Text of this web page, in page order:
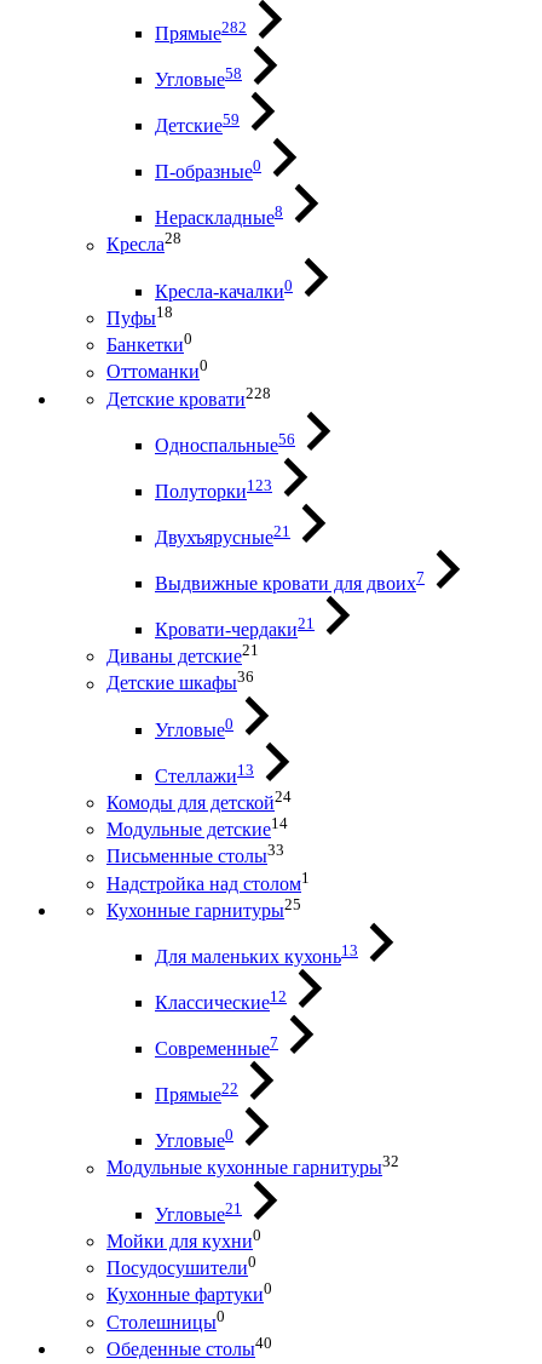
Прямые282
Угловые58
Детские59
П-образные0
Нераскладные8
Кресла28
Кресла-качалки0
Пуфы18
Банкетки0
Оттоманки0
Детские кровати228
Односпальные56
Полуторки123
Двухъярусные21
Выдвижные кровати для двоих7
Кровати-чердаки21
Диваны детские21
Детские шкафы36
Угловые0
Стеллажи13
Комоды для детской24
Модульные детские14
Письменные столы33
Надстройка над столом1
Кухонные гарнитуры25
Для маленьких кухонь13
Классические12
Современные7
Прямые22
Угловые0
Модульные кухонные гарнитуры32
Угловые21
Мойки для кухни0
Посудосушители0
Кухонные фартуки0
Столешницы0
Обеденные столы40